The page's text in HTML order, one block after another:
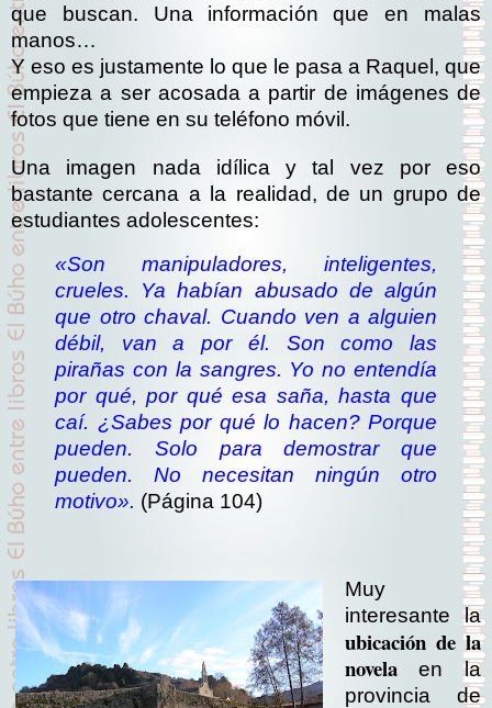
que buscan. Una información que en malas
manos…
Y eso es justamente lo que le pasa a Raquel, que
empieza a ser acosada a partir de imágenes de
fotos que tiene en su teléfono móvil.
Una imagen nada idílica y tal vez por eso
bastante cercana a la realidad, de un grupo de
estudiantes adolescentes:
«Son manipuladores, inteligentes,
crueles. Ya habían abusado de algún
que otro chaval. Cuando ven a alguien
débil, van a por él. Son como las
pirañas con la sangres. Yo no entendía
por qué, por qué esa saña, hasta que
caí. ¿Sabes por qué lo hacen? Porque
pueden. Solo para demostrar que
pueden. No necesitan ningún otro
motivo». (Página 104)
Muy
interesante la
ubicación de la
novelaen la
provincia de